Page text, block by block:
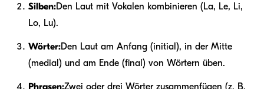
Silben:Den Laut mit Vokalen kombinieren (La, Le, Li,
Lo, Lu).
Wörter:Den Laut am Anfang (initial), in der Mitte
(medial) und am Ende (final) von Wörtern üben.
Phrasen:Zwei oder drei Wörter zusammenfügen (z. B.